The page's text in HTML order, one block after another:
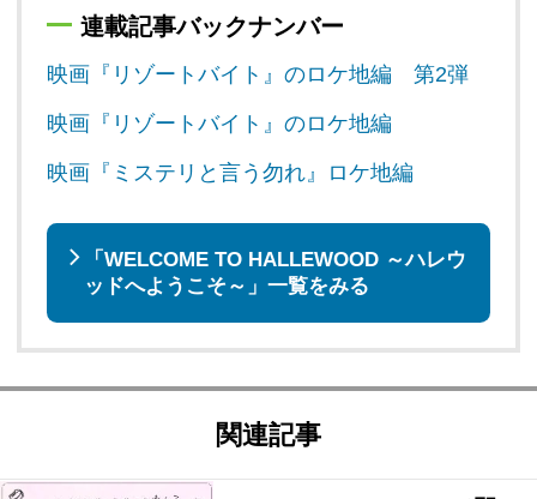
連載記事バックナンバー
映画『リゾートバイト』のロケ地編 第2弾
映画『リゾートバイト』のロケ地編
映画『ミステリと言う勿れ』ロケ地編
「WELCOME TO HALLEWOOD ～ハレウ
ッドへようこそ～」一覧をみる
関連記事